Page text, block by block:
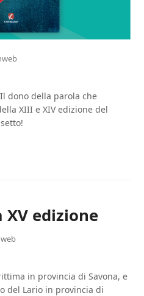
dono della parola che
XIII e XIV edizione del
edizione
in provincia di Savona, e
del Lario in provincia di